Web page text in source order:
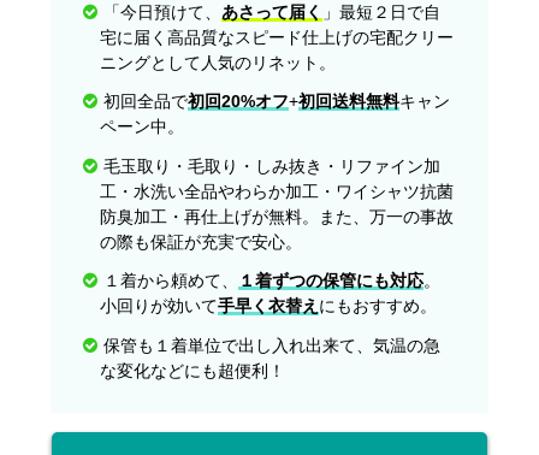
「今日預けて、 あさって届く 」最短２日で自
宅に届く高品質なスピード仕上げの宅配クリー
ニングとして人気のリネット。
初回全品で初回20%オフ+初回送料無料キャン
ペーン中。
毛玉取り・毛取り・しみ抜き・リファイン加
工・水洗い全品やわらか加工・ワイシャツ抗菌
防臭加工・再仕上げが無料。また、万一の事故
の際も保証が充実で安心。
１着から頼めて、 １着ずつの保管にも対応。
小回りが効いて手早く衣替え にもおすすめ。
保管も１着単位で出し入れ出来て、気温の急
な変化などにも超便利！